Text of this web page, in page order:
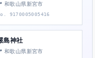
和歌山県新宮市
9170005005416
島神社
和歌山県新宮市